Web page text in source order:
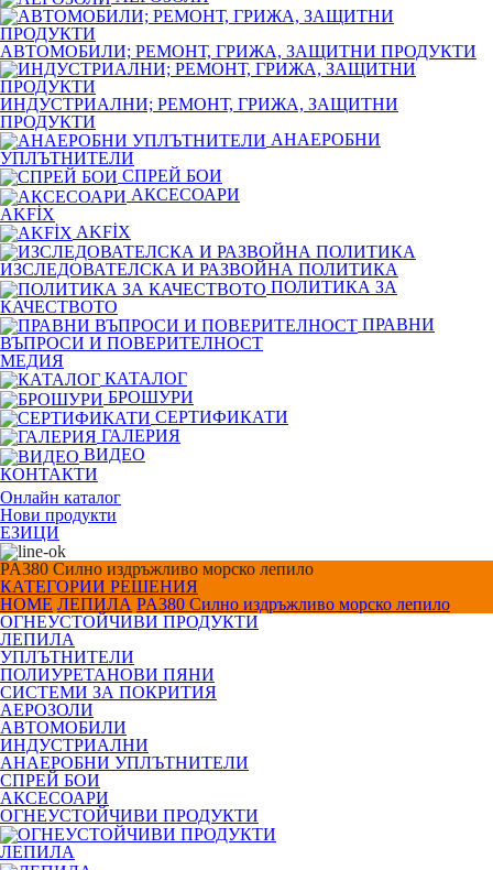
АВТОМОБИЛИ; РЕМОНТ, ГРИЖА, ЗАЩИТНИ ПРОДУКТИ
ИНДУСТРИАЛНИ; РЕМОНТ, ГРИЖА, ЗАЩИТНИ
ПРОДУКТИ
АНАЕРОБНИ
УПЛЪТНИТЕЛИ
СПРЕЙ БОИ
АКСЕСОАРИ
AKFİX
AKFİX
ИЗСЛЕДОВАТЕЛСКА И РАЗВОЙНА ПОЛИТИКА
ПОЛИТИКА ЗА
КАЧЕСТВОТО
ПРАВНИ
ВЪПРОСИ И ПОВЕРИТЕЛНОСТ
МЕДИЯ
КАТАЛОГ
БРОШУРИ
СЕРТИФИКАТИ
ГАЛЕРИЯ
ВИДЕО
КОНТАКТИ
Онлайн каталог
Нови продукти
ЕЗИЦИ
PA380 Силно издръжливо морско лепило
КАТЕГОРИИ РЕШЕНИЯ
HOME ЛЕПИЛА PA380 Силно издръжливо морско лепило
ОГНЕУСТОЙЧИВИ ПРОДУКТИ
ЛЕПИЛА
УПЛЪТНИТЕЛИ
ПОЛИУРЕТАНОВИ ПЯНИ
СИСТЕМИ ЗА ПОКРИТИЯ
АЕРОЗОЛИ
АВТОМОБИЛИ
ИНДУСТРИАЛНИ
АНАЕРОБНИ УПЛЪТНИТЕЛИ
СПРЕЙ БОИ
АКСЕСОАРИ
ОГНЕУСТОЙЧИВИ ПРОДУКТИ
ЛЕПИЛА